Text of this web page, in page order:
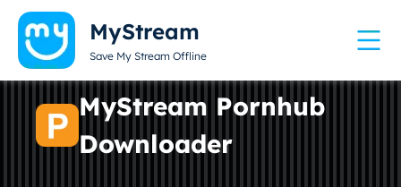
MyStream
Save My Stream Offline
MyStream Pornhub
Downloader